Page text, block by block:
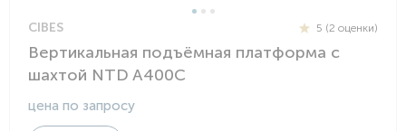
CIBES 5 (2 оценки)
Вертикальная подъёмная платформа с
шахтой NTD A400C
цена по запросу